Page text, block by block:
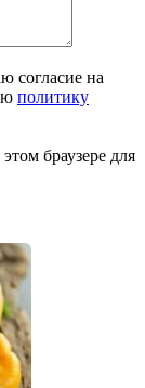
согласие на
политику
браузере для